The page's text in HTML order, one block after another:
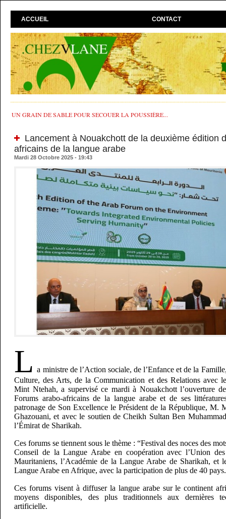
ACCUEIL CONTACT
UN GRAIN DE SABLE POUR SECOUER LA POUSSIÈRE...
Lancement à Nouakchott de la deuxième édition
africains de la langue arabe
Mardi 28 Octobre 2025 - 19:43
L a ministre de l’Action sociale, de l’Enfance et de la
Culture, des Arts, de la Communication et des Relations avec
Mint Ntehah, a supervisé ce mardi à Nouakchott l’ouverture
Forums arabo-africains de la langue arabe et de ses
patronage de Son Excellence le Président de la République, M.
Ghazouani, et avec le soutien de Cheikh Sultan Ben
l’Émirat de Sharikah.
Ces forums se tiennent sous le thème : “Festival des noces des
Conseil de la Langue Arabe en coopération avec l’Union
Mauritaniens, l’Académie de la Langue Arabe de Sharikah, et
Langue Arabe en Afrique, avec la participation de plus de 40 pays.
Ces forums visent à diffuser la langue arabe sur le continent
moyens disponibles, des plus traditionnels aux dernières
artificielle.